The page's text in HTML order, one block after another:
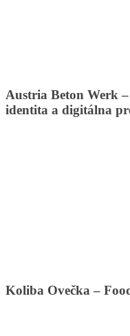
Austria Beton Werk
identita a digitálna
Koliba Ovečka –